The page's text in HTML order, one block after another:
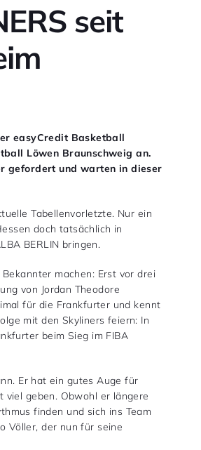
seit
easyCredit Basketball
Löwen Braunschweig an.
gefordert und warten in dieser
Tabellenvorletzte. Nur ein
doch tatsächlich in
BERLIN bringen.
machen: Erst vor drei
von Jordan Theodore
für die Frankfurter und kennt
mit den Skyliners feiern: In
beim Sieg im FIBA
Er hat ein gutes Auge für
viel geben. Obwohl er längere
finden und sich ins Team
Völler, der nun für seine